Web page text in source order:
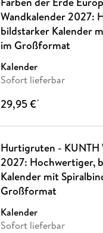
Wandkalender 2027:
bildstarker Kalender
im Großformat
Kalender
Sofort lieferbar
29,95 €*
Hurtigruten - KUNTH
2027: Hochwertiger,
Kalender mit
Großformat
Kalender
Sofort lieferbar